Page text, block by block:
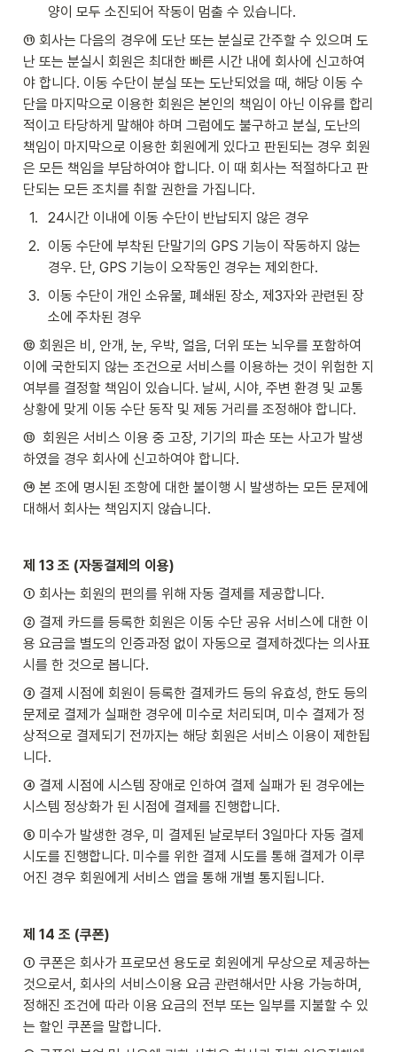
양이 모두 소진되어 작동이 멈출 수 있습니다.
⑪ 회사는 다음의 경우에 도난 또는 분실로 간주할 수 있으며 도
난 또는 분실시 회원은 최대한 빠른 시간 내에 회사에 신고하여
야 합니다. 이동 수단이 분실 또는 도난되었을 때, 해당 이동 수
단을 마지막으로 이용한 회원은 본인의 책임이 아닌 이유를 합리
적이고 타당하게 말해야 하며 그럼에도 불구하고 분실, 도난의
책임이 마지막으로 이용한 회원에게 있다고 판된되는 경우 회원
은 모든 책임을 부담하여야 합니다. 이 때 회사는 적절하다고 판
단되는 모든 조치를 취할 권한을 가집니다.
1.
24시간 이내에 이동 수단이 반납되지 않은 경우
2. 이동 수단에 부착된 단말기의 GPS 기능이 작동하지 않는
경우. 단, GPS 기능이 오작동인 경우는 제외한다.
3. 이동 수단이 개인 소유물, 폐쇄된 장소, 제3자와 관련된 장
소에 주차된 경우
⑫ 회원은 비, 안개, 눈, 우박, 얼음, 더위 또는 뇌우를 포함하여
이에 국한되지 않는 조건으로 서비스를 이용하는 것이 위험한 지
여부를 결정할 책임이 있습니다. 날씨, 시야, 주변 환경 및 교통
상황에 맞게 이동 수단 동작 및 제동 거리를 조정해야 합니다.
⑬  회원은 서비스 이용 중 고장, 기기의 파손 또는 사고가 발생
하였을 경우 회사에 신고하여야 합니다.
⑭ 본 조에 명시된 조항에 대한 불이행 시 발생하는 모든 문제에
대해서 회사는 책임지지 않습니다.
제 13 조 (자동결제의 이용)
① 회사는 회원의 편의를 위해 자동 결제를 제공합니다.
② 결제 카드를 등록한 회원은 이동 수단 공유 서비스에 대한 이
용 요금을 별도의 인증과정 없이 자동으로 결제하겠다는 의사표
시를 한 것으로 봅니다.
③ 결제 시점에 회원이 등록한 결제카드 등의 유효성, 한도 등의
문제로 결제가 실패한 경우에 미수로 처리되며, 미수 결제가 정
상적으로 결제되기 전까지는 해당 회원은 서비스 이용이 제한됩
니다.
④ 결제 시점에 시스템 장애로 인하여 결제 실패가 된 경우에는
시스템 정상화가 된 시점에 결제를 진행합니다.
⑤ 미수가 발생한 경우, 미 결제된 날로부터 3일마다 자동 결제
시도를 진행합니다. 미수를 위한 결제 시도를 통해 결제가 이루
어진 경우 회원에게 서비스 앱을 통해 개별 통지됩니다.
제 14 조 (쿠폰)
① 쿠폰은 회사가 프로모션 용도로 회원에게 무상으로 제공하는
것으로서, 회사의 서비스이용 요금 관련해서만 사용 가능하며,
정해진 조건에 따라 이용 요금의 전부 또는 일부를 지불할 수 있
는 할인 쿠폰을 말합니다.